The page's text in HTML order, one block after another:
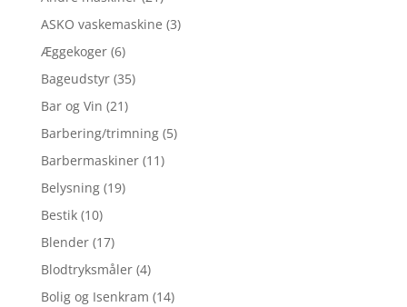
ASKO vaskemaskine (3)
Æggekoger (6)
Bageudstyr (35)
Bar og Vin (21)
Barbering/trimning (5)
Barbermaskiner (11)
Belysning (19)
Bestik (10)
Blender (17)
Blodtryksmåler (4)
Bolig og Isenkram (14)